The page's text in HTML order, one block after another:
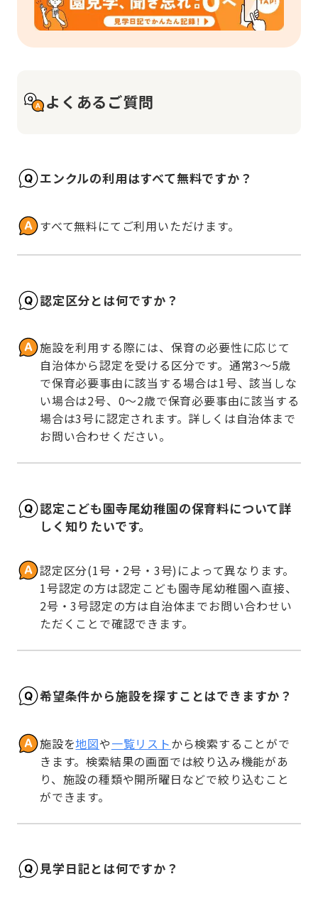
よくあるご質問
エンクルの利用はすべて無料ですか？
すべて無料にてご利用いただけます。
認定区分とは何ですか？
施設を利用する際には、保育の必要性に応じて
自治体から認定を受ける区分です。通常3～5歳
で保育必要事由に該当する場合は1号、該当しな
い場合は2号、0～2歳で保育必要事由に該当する
場合は3号に認定されます。詳しくは自治体まで
お問い合わせください。
認定こども園寺尾幼稚園の保育料について詳
しく知りたいです。
認定区分(1号・2号・3号)によって異なります。
1号認定の方は認定こども園寺尾幼稚園へ直接、
2号・3号認定の方は自治体までお問い合わせい
ただくことで確認できます。
希望条件から施設を探すことはできますか？
施設を地図や一覧リストから検索することがで
きます。検索結果の画面では絞り込み機能があ
り、施設の種類や開所曜日などで絞り込むこと
ができます。
見学日記とは何ですか？